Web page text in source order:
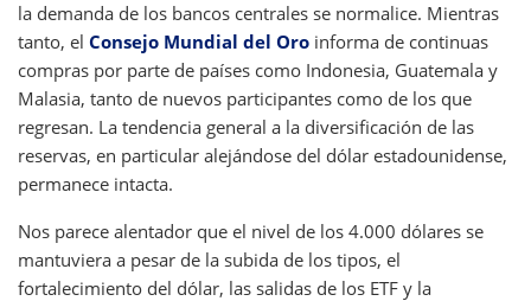
la demanda de los bancos centrales se normalice. Mientras
tanto, el Consejo Mundial del Oro informa de continuas
compras por parte de países como Indonesia, Guatemala y
Malasia, tanto de nuevos participantes como de los que
regresan. La tendencia general a la diversificación de las
reservas, en particular alejándose del dólar estadounidense,
permanece intacta.
Nos parece alentador que el nivel de los 4.000 dólares se
mantuviera a pesar de la subida de los tipos, el
fortalecimiento del dólar, las salidas de los ETF y la